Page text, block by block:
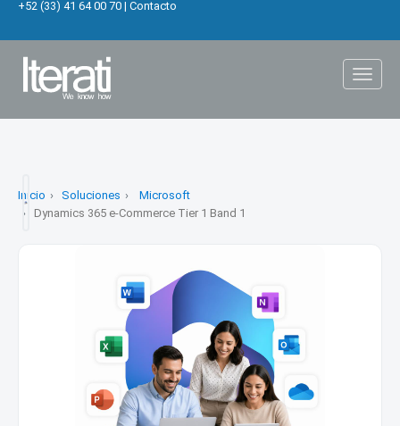
+52 (33) 41 64 00 70 | Contacto
Inicio Soluciones
Microsoft
Dynamics 365 e-Commerce Tier 1 Band 1